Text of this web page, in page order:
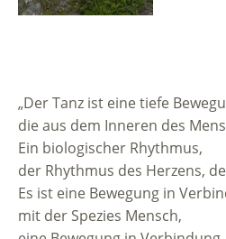
„Der Tanz ist eine tiefe
die aus dem Inneren des
Ein biologischer Rhythmus,
der Rhythmus des Herzens,
Es ist eine Bewegung in
mit der Spezies Mensch,